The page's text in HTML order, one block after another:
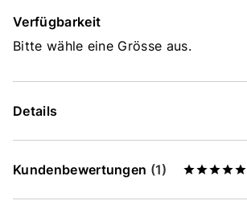
Verfügbarkeit
Bitte wähle eine Grösse aus.
Details
Kundenbewertungen (1)